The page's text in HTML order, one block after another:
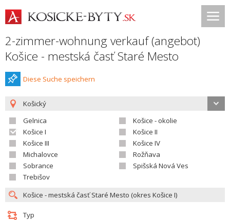
2-zimmer-wohnung verkauf (angebot)
Košice - mestská časť Staré Mesto
Diese Suche speichern
Košický
Gelnica
Košice - okolie
Košice I
Košice II
Košice III
Košice IV
Michalovce
Rožňava
Sobrance
Spišská Nová Ves
Trebišov
Typ